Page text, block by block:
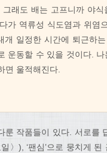
래도 배는 고프니까 야
가 역류성 식도염과 위염
일정한 시간에 퇴근하
운동할 수 있을 것이다.
면 울적해진다.
룬 작품들이 있다. 서로를
〉), ‘팬심’으로 뭉치게 된